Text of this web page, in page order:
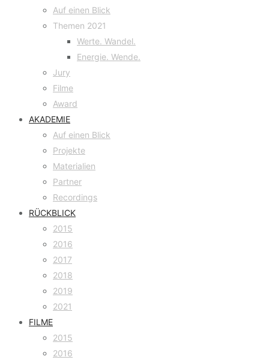
Auf einen Blick
Themen 2021
Werte. Wandel.
Energie. Wende.
Jury
Filme
Award
AKADEMIE
Auf einen Blick
Projekte
Materialien
Partner
Recordings
RÜCKBLICK
2015
2016
2017
2018
2019
2021
FILME
2015
2016